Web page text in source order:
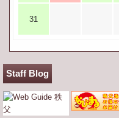
31
Staff Blog